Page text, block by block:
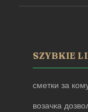
SZYBKIE
сметки за
возачка